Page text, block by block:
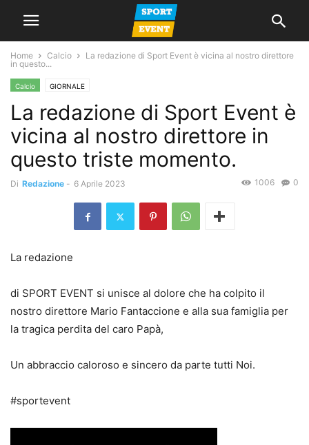
Home Calcio
La redazione di Sport Event è vicina al nostro direttore
in questo...
Calcio GIORNALE
La redazione di Sport Event è
vicina al nostro direttore in
questo triste momento.
Di Redazione - 6 Aprile 2023 0
1006
La redazione
di SPORT EVENT si unisce al dolore che ha colpito il
nostro direttore Mario Fantaccione e alla sua famiglia per
la tragica perdita del caro Papà,
Un abbraccio caloroso e sincero da parte tutti Noi.
#sportevent